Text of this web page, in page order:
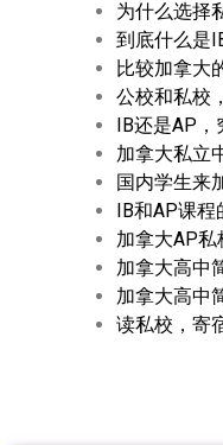
为什么选择
到底什么是
比较加拿大
公校和私校
IB还是AP
加拿大私立
国内学生来
IB和AP课
加拿大AP私
加拿大高中
加拿大高中
读私校，寄